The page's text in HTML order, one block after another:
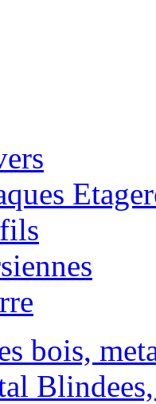
bois,